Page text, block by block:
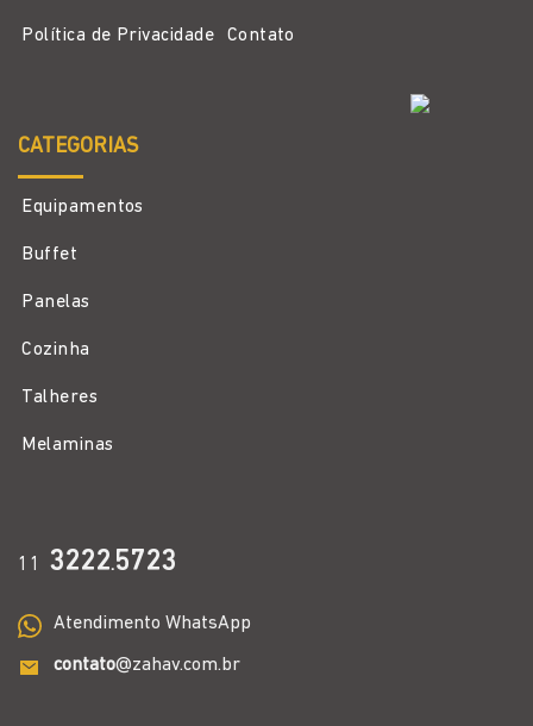
Política de Privacidade Contato
CATEGORIAS
Equipamentos
Buffet
Panelas
Cozinha
Talheres
Melaminas
11 3222.5723
Atendimento WhatsApp
contato@zahav.com.br